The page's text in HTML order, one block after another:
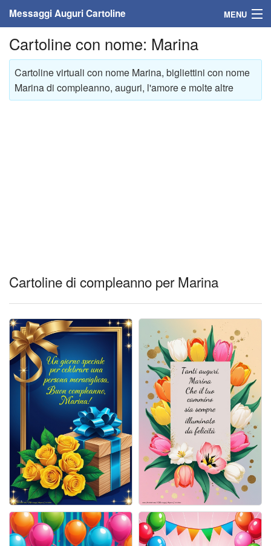
Messaggi Auguri Cartoline MENU
Home
Messaggi
Cartoline
Cartoline giorni settimana
Cartoline musicali
Cartoline animate
Accedi
Cartoline con nome: Marina
Cartoline virtuali con nome Marina, bigliettini con nome
Marina di compleanno, auguri, l'amore e molte altre
Cartoline di compleanno per Marina